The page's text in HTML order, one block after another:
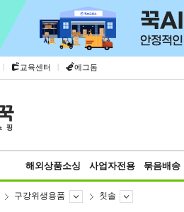
| 교육센터 | 에그돔
해외상품소싱 사업자전용 묶음배송
구강위생용품 칫솔